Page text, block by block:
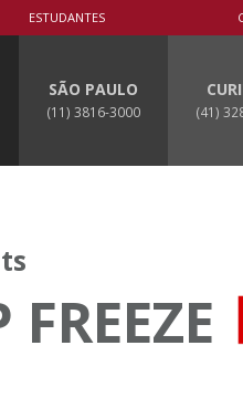
ESTUDANTES
SÃO PAULO
(11) 3816-3000 (41)
FREEZE